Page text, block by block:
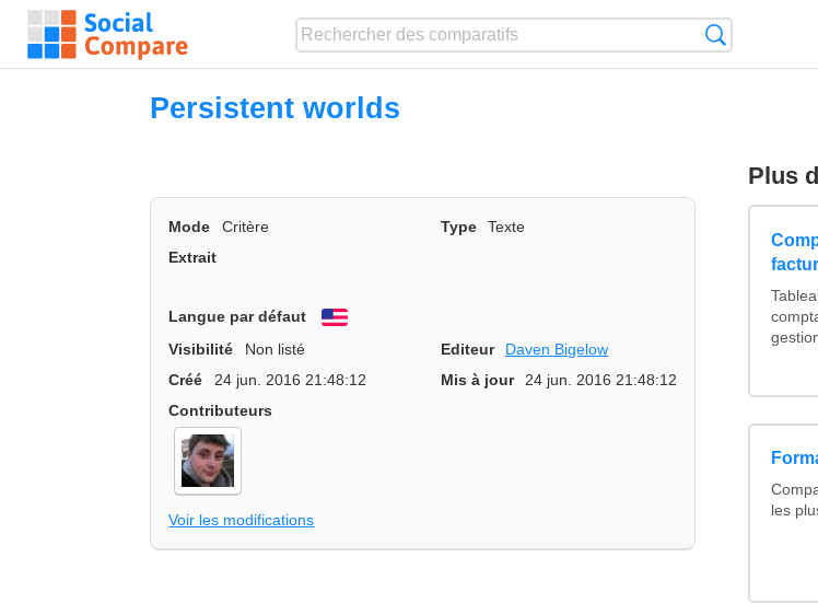
Persistent worlds
Mode Critère Type
Texte
Extrait
Langue par défaut
Visibilité
Non listé Editeur
Daven Bigelow
Créé
24 jun. 2016 21:48:12 Mis à jour
24 jun. 2016 21:48:12
Contributeurs
Voir les modifications
Plus
les